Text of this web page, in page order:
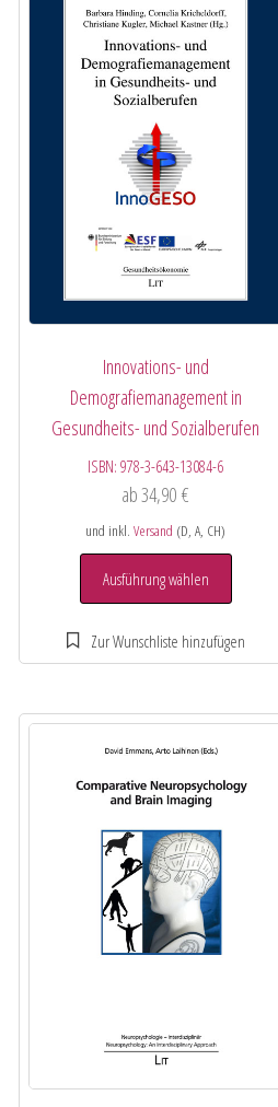
Innovations- und
Demografiemanagement in
Gesundheits- und Sozialberufen
ISBN:978-3-643-13084-6
ab34,90€
und inkl.Versand (D, A, CH)
Ausführung wählen